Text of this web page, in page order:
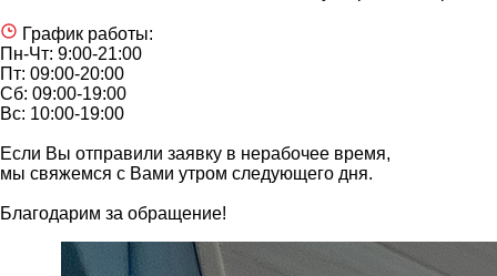
График работы:
Пн-Чт: 9:00-21:00
Пт: 09:00-20:00
Сб: 09:00-19:00
Вс: 10:00-19:00
Если Вы отправили заявку в нерабочее время,
мы свяжемся с Вами утром следующего дня.
Благодарим за обращение!